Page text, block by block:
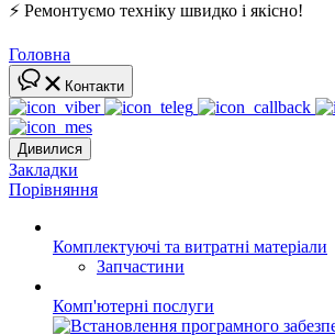
⚡ Ремонтуємо техніку швидко і якісно!
Головна
Контакти
Дивилися
Закладки
Порівняння
Комплектуючі та витратні матеріали
Запчастини
Комп'ютерні послуги